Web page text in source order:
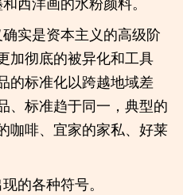
实是资本主义的高级阶
加彻底的被异化和工具
的标准化以跨越地域差
、标准趋于同一，典型的
咖啡、宜家的家私、好莱
的各种符号。